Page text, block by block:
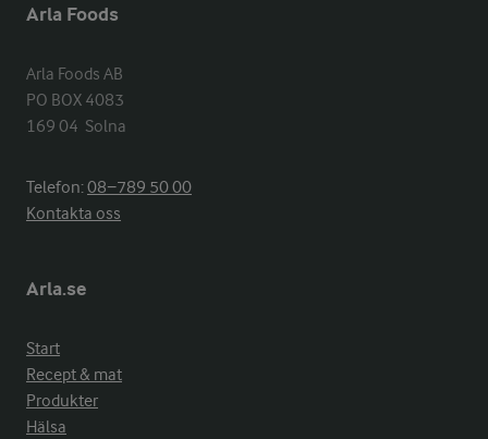
Arla Foods
Arla Foods AB
PO BOX 4083
169 04  Solna
Telefon:08−789 50 00
Kontakta oss
Arla.se
Start
Recept & mat
Produkter
Hälsa